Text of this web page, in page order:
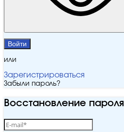
Войти
или
Зарегистрироваться
Забыли пароль?
Восстановление пароля